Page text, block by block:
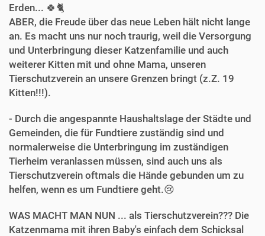
Erden... 🍀🐈‍
ABER, die Freude über das neue Leben hält nicht lange
an. Es macht uns nur noch traurig, weil die Versorgung
und Unterbringung dieser Katzenfamilie und auch
weiterer Kitten mit und ohne Mama, unseren
Tierschutzverein an unsere Grenzen bringt (z.Z. 19
Kitten!!!).
- Durch die angespannte Haushaltslage der Städte und
Gemeinden, die für Fundtiere zuständig sind und
normalerweise die Unterbringung im zuständigen
Tierheim veranlassen müssen, sind auch uns als
Tierschutzverein oftmals die Hände gebunden um zu
helfen, wenn es um Fundtiere geht.😢
WAS MACHT MAN NUN ... als Tierschutzverein??? Die
Katzenmama mit ihren Baby's einfach dem Schicksal